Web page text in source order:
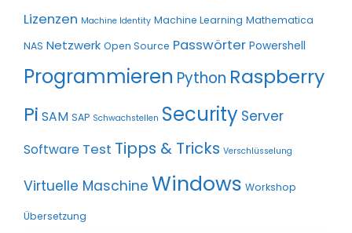
Lizenzen Machine Identity Machine Learning Mathematica
NAS Netzwerk Open Source Passwörter Powershell
Programmieren Python Raspberry
Pi SAM SAP Schwachstellen Security Server
Software Test Tipps & Tricks Verschlüsselung
Virtuelle Maschine Windows Workshop
Übersetzung